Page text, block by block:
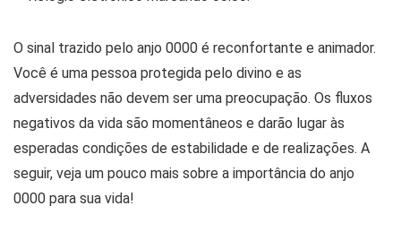
O sinal trazido pelo anjo 0000 é reconfortante e animador.
Você é uma pessoa protegida pelo divino e as
adversidades não devem ser uma preocupação. Os fluxos
negativos da vida são momentâneos e darão lugar às
esperadas condições de estabilidade e de realizações. A
seguir, veja um pouco mais sobre a importância do anjo
0000 para sua vida!